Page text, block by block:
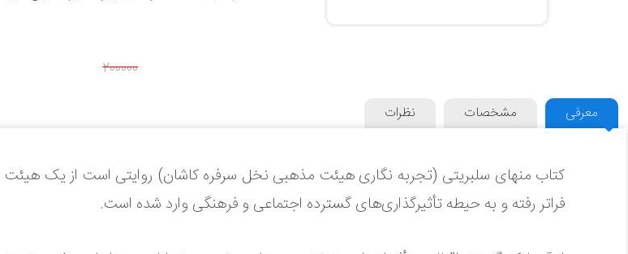
معرفی مشخصات نظرات
کتاب منهای سلبریتی (تجربه‌ نگاری هیئت مذهبی نخل سرفره کاشان) روایتی است از یک
فراتر رفته و به حیطه تأثیرگذاری‌های گسترده اجتماعی و فرهنگی وارد شده است.